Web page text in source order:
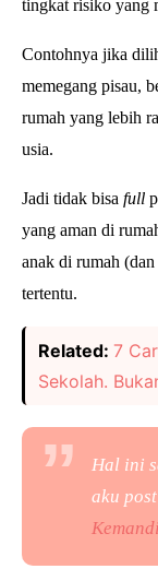
tingkat risiko yang
Contohnya jika
memegang pisau,
rumah yang lebih
usia.
Jadi tidak bisa full
yang aman di
anak di rumah
tertentu.
Related: 7
Sekolah.
Hal ini
aku